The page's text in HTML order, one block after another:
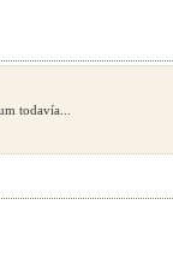
todavía...